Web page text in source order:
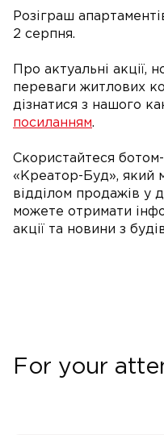
Розіграш
2 серпня.
Про актуальні акції,
переваги житлових
дізнатися з нашого
посиланням.
Скористайтеся
«Креатор-Буд», який
відділом продажів у
можете отримати
акції та новини з
For your